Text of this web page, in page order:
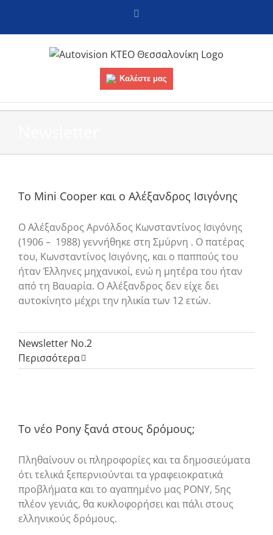
content
Καλέστε μας
Το Mini Cooper και ο Αλέξανδρος Ισιγόνης
Ο Αλέξανδρος Αρνόλδος Κωνσταντίνος Ισιγόνης
(1906 – 1988) γεννήθηκε στη Σμύρνη . Ο πατέρας
του, Κωνσταντίνος Ισιγόνης, και ο παππούς του
ήταν Έλληνες μηχανικοί, ενώ η μητέρα του ήταν
από τη Βαυαρία. Ο Αλέξανδρος δεν είχε δει
αυτοκίνητο μέχρι την ηλικία των 12 ετών.
Newsletter No.2
Περισσότερα
Το νέο Pony ξανά στους δρόμους;
Πληθαίνουν οι πληροφορίες και τα δημοσιεύματα
ότι τελικά ξεπερνιούνται τα γραφειοκρατικά
προβλήματα και το αγαπημένο μας PONY, 5ης
πλέον γενιάς, θα κυκλοφορήσει και πάλι στους
ελληνικούς δρόμους.